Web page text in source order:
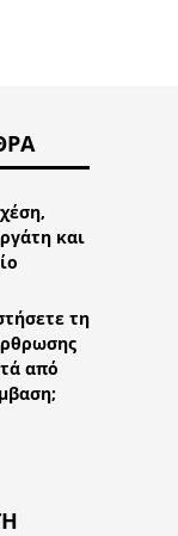
και
τη
από